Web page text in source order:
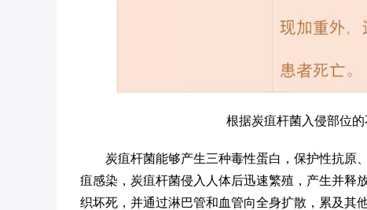
根据炭疽杆菌入侵部位
炭疽杆菌能够产生三种毒性蛋白，保护性抗原
疽感染，炭疽杆菌侵入人体后迅速繁殖，产生并释
织坏死，并通过淋巴管和血管向全身扩散，累及其